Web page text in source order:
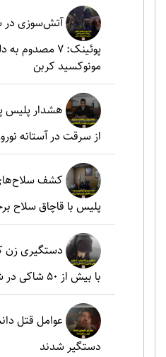
آتش‌سوزی در
پوئینک: 7
مونوکسید کربن
هشدار پلیس
از سرقت در آستانه
کشف سلاح‌های
پلیس با قاچاق سلاح
با بیش از ۵۰ شاکی در شهرری
عوامل قتل
دستگیر شدند